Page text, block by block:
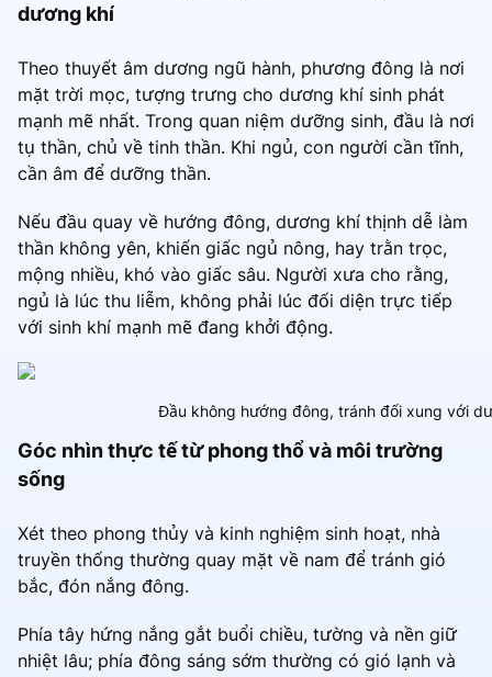
dương khí
Theo thuyết âm dương ngũ hành, phương đông là nơi
mặt trời mọc, tượng trưng cho dương khí sinh phát
mạnh mẽ nhất. Trong quan niệm dưỡng sinh, đầu là nơi
tụ thần, chủ về tinh thần. Khi ngủ, con người cần tĩnh,
cần âm để dưỡng thần.
Nếu đầu quay về hướng đông, dương khí thịnh dễ làm
thần không yên, khiến giấc ngủ nông, hay trằn trọc,
mộng nhiều, khó vào giấc sâu. Người xưa cho rằng,
ngủ là lúc thu liễm, không phải lúc đối diện trực tiếp
với sinh khí mạnh mẽ đang khởi động.
Đầu không hướng đông, tránh đối xung với
Góc nhìn thực tế từ phong thổ và môi trường
sống
Xét theo phong thủy và kinh nghiệm sinh hoạt, nhà
truyền thống thường quay mặt về nam để tránh gió
bắc, đón nắng đông.
Phía tây hứng nắng gắt buổi chiều, tường và nền giữ
nhiệt lâu; phía đông sáng sớm thường có gió lạnh và